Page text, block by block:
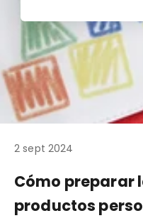
2 sept 2024
Cómo preparar
productos